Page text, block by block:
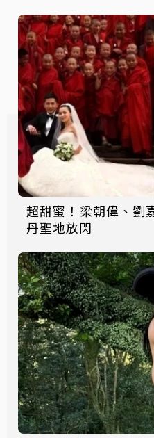
超甜蜜！梁朝偉、劉
丹聖地放閃